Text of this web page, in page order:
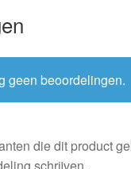
geen beoordelingen.
die dit product
schrijven.